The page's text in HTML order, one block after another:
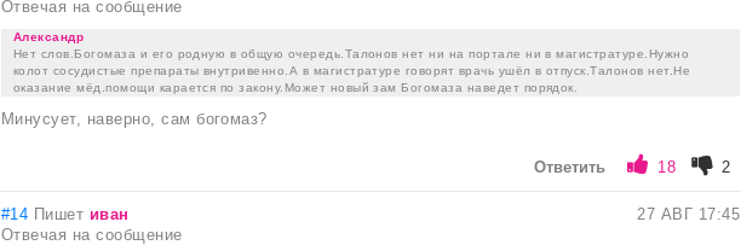
Отвечая на сообщение
Александр
Нет слов.Богомаза и его родную в общую очередь.Талонов нет ни на портале ни в магистратуре.Нужно
колот сосудистые препараты внутривенно.А в магистратуре говорят врачь ушёл в отпуск.Талонов нет.Не
оказание мёд.помощи карается по закону.Может новый зам Богомаза наведет порядок.
Минусует, наверно, сам богомаз?
Ответить 18 2
#14 Пишет иван
27 АВГ 17:45
Отвечая на сообщение